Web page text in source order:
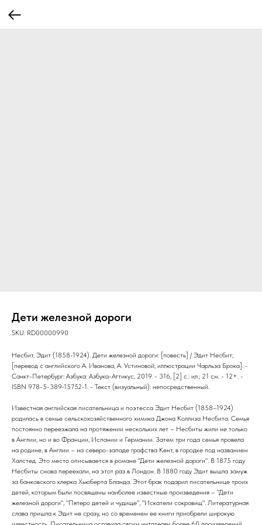
Дети железной дороги
SKU: RD00000990
Несбит, Эдит (1858-1924). Дети железной дороги: [повесть] / Эдит Несбит;
[перевод с английского А. Иванова, А. Устиновой; иллюстрации Чарльза Брока]. -
Санкт-Петербург: Азбука: Азбука-Аттикус, 2019. - 316, [2] с.: ил.; 21 см. - 12+. -
ISBN 978-5-389-15752-1. - Текст (визуальный): непосредственный.
Известная английская писательница и поэтесса Эдит Несбит (1858–1924)
родилась в семье сельскохозяйственного химика Джона Коллиза Несбита. Семья
постоянно переезжала на протяжении нескольких лет – Несбиты жили не только
в Англии, но и во Франции, Испании и Германии. Затем три года семья провела
на родине, в Англии – на северо-западе графства Кент, в городке под названием
Халстед. Это место описывается в романе "Дети железной дороги". В 1875 году
Несбиты снова переехали, на этот раз в Лондон. В 1880 году Эдит вышла замуж
за банковского клерка Хьюберта Бланда. Этот брак подарил писательнице троих
детей, которым были посвящены наиболее известные произведения – "Дети
железной дороги", "Пятеро детей и чудище", "Искатели сокровищ". Литературная
слава пришла к Эдит не сразу, но со временем ее книги приобрели широкую